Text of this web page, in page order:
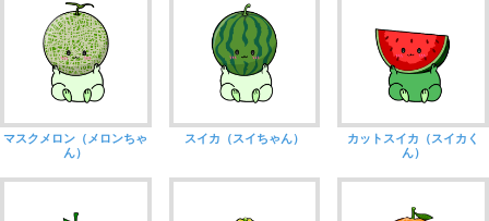
マスクメロン（メロンちゃ
ん）
スイカ（スイちゃん）
カットスイカ（スイカく
ん）